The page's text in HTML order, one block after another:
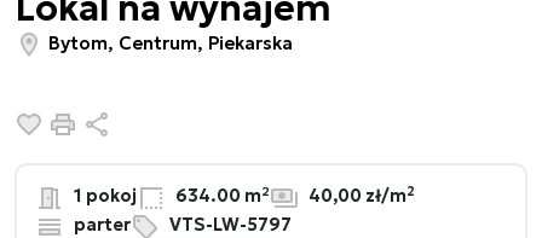
Bytom, Centrum, Piekarska
Dodaj do ulubionych
Drukuj
1 pokoj 634.00 m² 40,00 zł/m2
parter VTS-LW-5797